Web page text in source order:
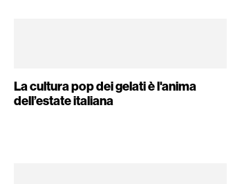
La cultura pop dei gelati è l'anima
dell’estate italiana